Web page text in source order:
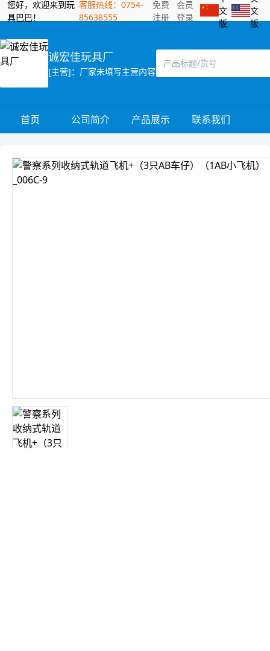
您好，欢迎来到玩
具巴巴！
客服热线：0754-
85638555
免费
注册
会员
登录
文
版
文
版
诚宏佳玩具厂
[主营]：厂家未填写主营内容
首页 公司简介 产品展示 联系我们